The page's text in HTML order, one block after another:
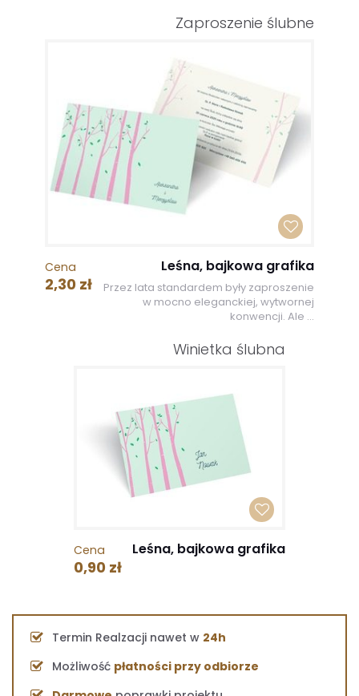
Zaproszenie ślubne
Cena
2,30 zł
Leśna, bajkowa grafika
Przez lata standardem były zaproszenie
w mocno eleganckiej, wytwornej
konwencji. Ale ...
Winietka ślubna
Cena
0,90 zł
Leśna, bajkowa grafika
Termin Realzacji nawet w 24h
Możliwość płatności przy odbiorze